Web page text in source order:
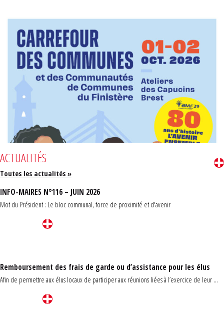
ACTUALITÉS
Toutes les actualités »
INFO-MAIRES N°116 – JUIN 2026
Mot du Président : Le bloc communal, force de proximité et d'avenir
Remboursement des frais de garde ou d’assistance pour les élus
Afin de permettre aux élus locaux de participer aux réunions liées à l’exercice de leur ...